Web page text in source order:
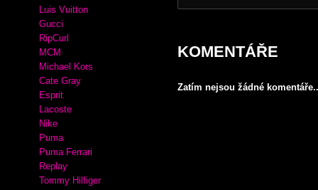
Lodičky
Crocs
Desigual
XTI
MIU MIU
KABELKY
Adidas
Luis Vuitton
Gucci
RipCurl
MCM
Michael Kors
Cate Gray